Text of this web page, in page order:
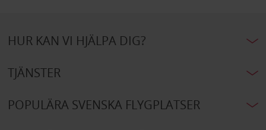
HUR KAN VI HJÄLPA DIG?
TJÄNSTER
POPULÄRA SVENSKA FLYGPLATSER